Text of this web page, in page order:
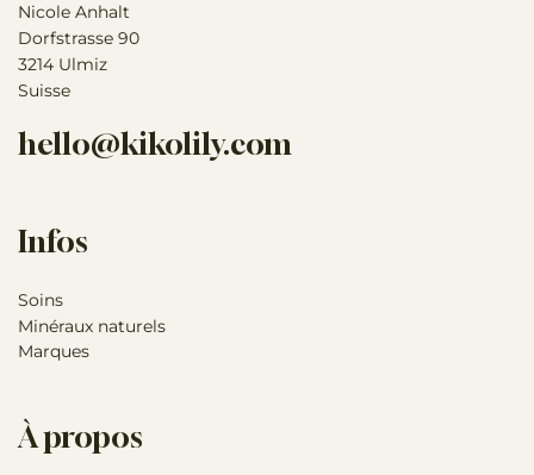
Nicole Anhalt
Dorfstrasse 90
3214 Ulmiz
Suisse
hello@kikolily.com
Infos
Soins
Minéraux naturels
Marques
À propos